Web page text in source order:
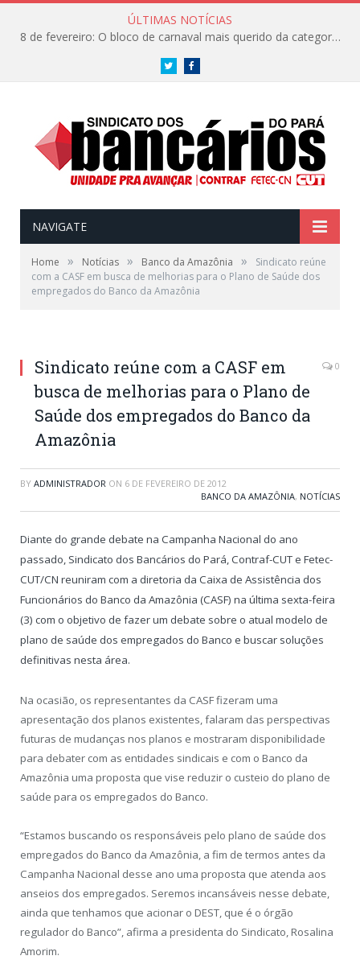
ÚLTIMAS NOTÍCIAS
8 de fevereiro: O bloco de carnaval mais querido da categoria já tem data. Vem pro CarnaBancários 2025!
Twitter
NAVIGATE
Home » Notícias » Banco da Amazônia »
Sindicato reúne
com a CASF em busca de melhorias para o Plano de Saúde dos
empregados do Banco da Amazônia
Sindicato reúne com a CASF em
busca de melhorias para o Plano de
Saúde dos empregados do Banco da
Amazônia
0
BY ADMINISTRADOR ON 6 DE FEVEREIRO DE 2012
BANCO DA AMAZÔNIA, NOTÍCIAS
Diante do grande debate na Campanha Nacional do ano
passado, Sindicato dos Bancários do Pará, Contraf-CUT e Fetec-
CUT/CN reuniram com a diretoria da Caixa de Assistência dos
Funcionários do Banco da Amazônia (CASF) na última sexta-feira
(3) com o objetivo de fazer um debate sobre o atual modelo de
plano de saúde dos empregados do Banco e buscar soluções
definitivas nesta área.
Na ocasião, os representantes da CASF fizeram uma
apresentação dos planos existentes, falaram das perspectivas
futuras de mudanças nos planos e mostraram disponibilidade
para debater com as entidades sindicais e com o Banco da
Amazônia uma proposta que vise reduzir o custeio do plano de
saúde para os empregados do Banco.
“Estamos buscando os responsáveis pelo plano de saúde dos
empregados do Banco da Amazônia, a fim de termos antes da
Campanha Nacional desse ano uma proposta que atenda aos
anseios dos empregados. Seremos incansáveis nesse debate,
ainda que tenhamos que acionar o DEST, que é o órgão
regulador do Banco”, afirma a presidenta do Sindicato, Rosalina
Amorim.